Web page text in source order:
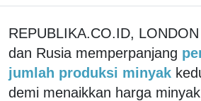
REPUBLIKA.CO.ID,
dan Rusia memperpanjang
jumlah produksi minyak
demi menaikkan harga